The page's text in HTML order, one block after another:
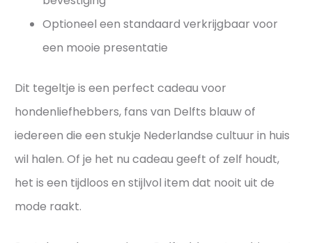
Optioneel een standaard verkrijgbaar voor
een mooie presentatie
Dit tegeltje is een perfect cadeau voor
hondenliefhebbers, fans van Delfts blauw of
iedereen die een stukje Nederlandse cultuur in huis
wil halen. Of je het nu cadeau geeft of zelf houdt,
het is een tijdloos en stijlvol item dat nooit uit de
mode raakt.